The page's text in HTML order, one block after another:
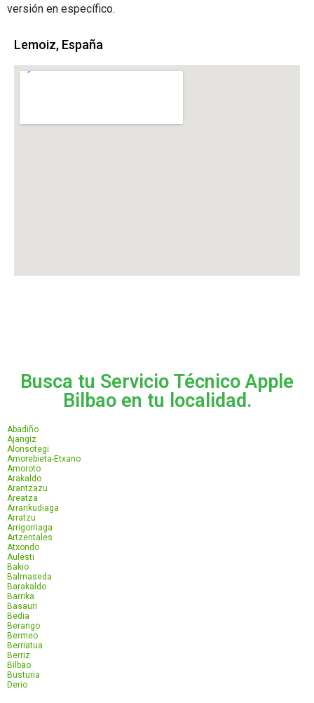
versión en específico.
Lemoiz, España
Busca tu Servicio Técnico Apple
Bilbao en tu localidad.
Abadiño
Ajangiz
Alonsotegi
Amorebieta-Etxano
Amoroto
Arakaldo
Arantzazu
Areatza
Arrankudiaga
Arratzu
Arrigorriaga
Artzentales
Atxondo
Aulesti
Bakio
Balmaseda
Barakaldo
Barrika
Basauri
Bedia
Berango
Bermeo
Berriatua
Berriz
Bilbao
Busturia
Derio